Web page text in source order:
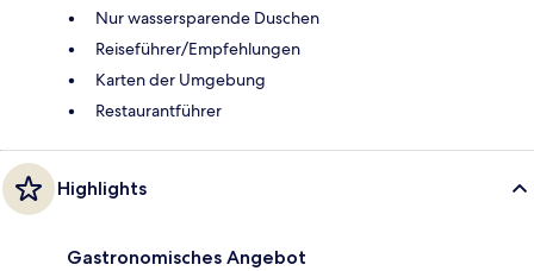
Nur wassersparende Duschen
Reiseführer/Empfehlungen
Karten der Umgebung
Restaurantführer
Highlights
Gastronomisches Angebot